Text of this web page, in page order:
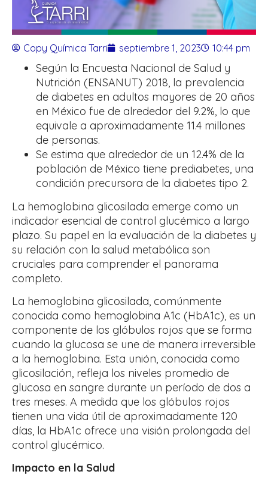
Copy Química Tarri septiembre 1, 2023 10:44 pm
Según la Encuesta Nacional de Salud y
Nutrición (ENSANUT) 2018, la prevalencia
de diabetes en adultos mayores de 20 años
en México fue de alrededor del 9.2%, lo que
equivale a aproximadamente 11.4 millones
de personas.
Se estima que alrededor de un 12.4% de la
población de México tiene prediabetes, una
condición precursora de la diabetes tipo 2.
La hemoglobina glicosilada emerge como un
indicador esencial de control glucémico a largo
plazo. Su papel en la evaluación de la diabetes y
su relación con la salud metabólica son
cruciales para comprender el panorama
completo.
La hemoglobina glicosilada, comúnmente
conocida como hemoglobina A1c (HbA1c), es un
componente de los glóbulos rojos que se forma
cuando la glucosa se une de manera irreversible
a la hemoglobina. Esta unión, conocida como
glicosilación, refleja los niveles promedio de
glucosa en sangre durante un período de dos a
tres meses. A medida que los glóbulos rojos
tienen una vida útil de aproximadamente 120
días, la HbA1c ofrece una visión prolongada del
control glucémico.
Impacto en la Salud